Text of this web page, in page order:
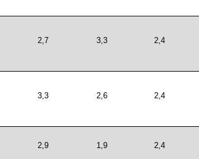
2,7 3,3 2,4
3,3 2,6 2,4
2,9 1,9 2,4